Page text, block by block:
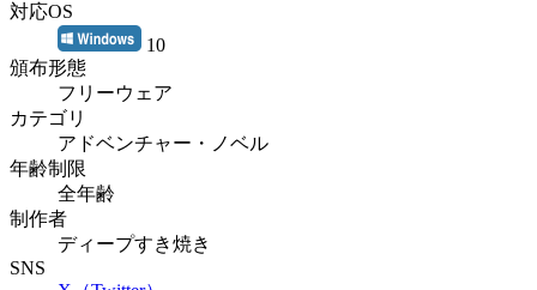
対応OS
10
頒布形態
フリーウェア
カテゴリ
アドベンチャー・ノベル
年齢制限
全年齢
制作者
ディープすき焼き
SNS